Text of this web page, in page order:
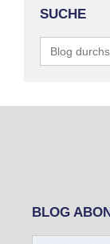
SUCHE
for:
BLOG